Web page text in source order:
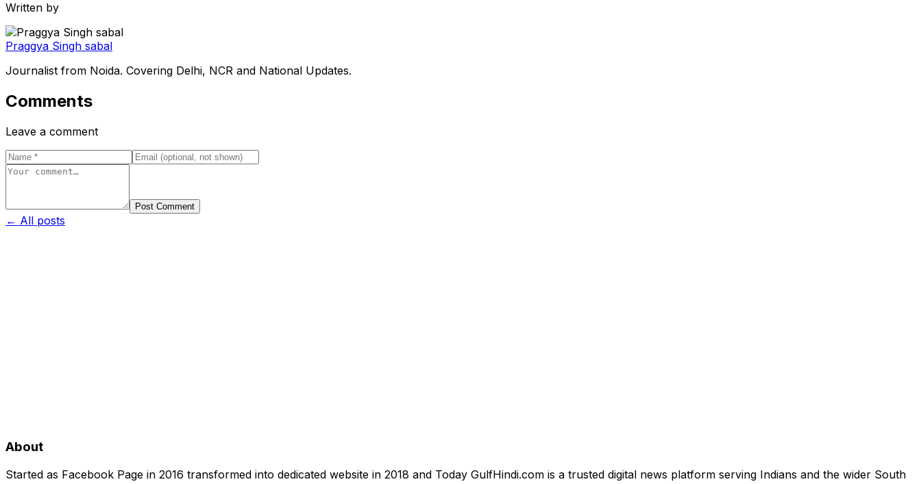
Written by
Praggya Singh sabal
Journalist from Noida. Covering Delhi, NCR and National Updates.
Comments
Leave a comment
Post Comment
← All posts
About
Started as Facebook Page in 2016 transformed into dedicated website in 2018 and Today GulfHindi.com is a trusted digital news platform serving Indians and the wider South